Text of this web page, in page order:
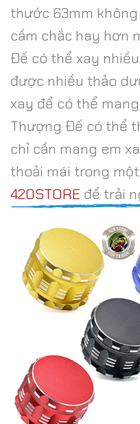
thước 63mm
cầm chắc hay hơn
Đế có thể xay
được nhiều thảo
xay để có thể
Thượng Đế có thể
chỉ cần mang em
thoải mái trong
420STORE để trải